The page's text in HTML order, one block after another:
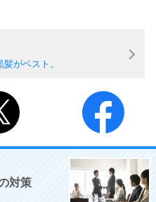
がベスト。
対策